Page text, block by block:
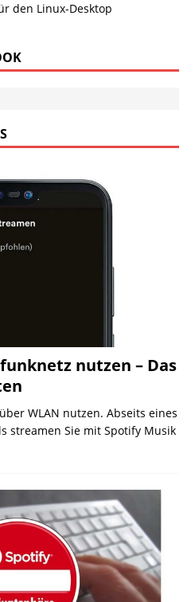
den Linux-Desktop
nutzen – Das
WLAN nutzen. Abseits eines
streamen Sie mit Spotify Musik